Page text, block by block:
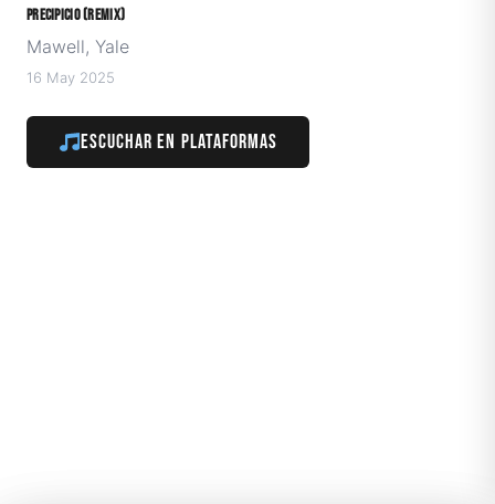
Precipicio (Remix)
Mawell, Yale
16 May 2025
Escuchar en plataformas